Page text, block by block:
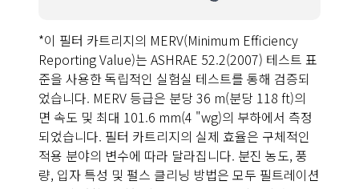
*이 필터 카트리지의 MERV(Minimum Efficiency
Reporting Value)는 ASHRAE 52.2(2007) 테스트 표
준을 사용한 독립적인 실험실 테스트를 통해 검증되
었습니다. MERV 등급은 분당 36 m(분당 118 ft)의
면 속도 및 최대 101.6 mm(4 "wg)의 부하에서 측정
되었습니다. 필터 카트리지의 실제 효율은 구체적인
적용 분야의 변수에 따라 달라집니다. 분진 농도, 풍
량, 입자 특성 및 펄스 클리닝 방법은 모두 필트레이션